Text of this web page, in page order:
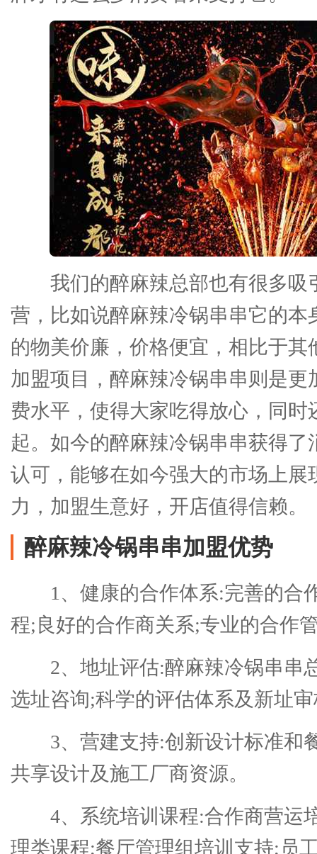
我们的醉麻辣总部也有很多吸
营，比如说醉麻辣冷锅串串它的本
的物美价廉，价格便宜，相比于其
加盟项目，醉麻辣冷锅串串则是更
费水平，使得大家吃得放心，同时
起。如今的醉麻辣冷锅串串获得了
认可，能够在如今强大的市场上展
力，加盟生意好，开店值得信赖。
醉麻辣冷锅串串加盟优势
1、健康的合作体系:完善的合
程;良好的合作商关系;专业的合作
2、地址评估:醉麻辣冷锅串串
选址咨询;科学的评估体系及新址
3、营建支持:创新设计标准和
共享设计及施工厂商资源。
4、系统培训课程:合作商营运
理类课程;餐厅管理组培训支持;员